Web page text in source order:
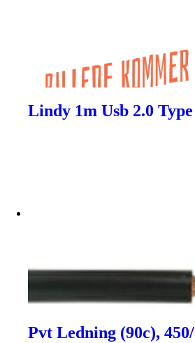
Lindy 1m Usb 2.0
Pvt Ledning (90c),